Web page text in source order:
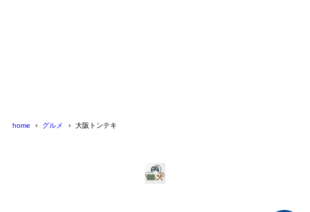
home グルメ 大阪トンテキ